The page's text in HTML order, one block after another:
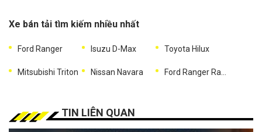
Xe bán tải tìm kiếm nhiều nhất
Ford Ranger Isuzu D-Max Toyota Hilux
Mitsubishi Triton Nissan Navara
TIN LIÊN QUAN